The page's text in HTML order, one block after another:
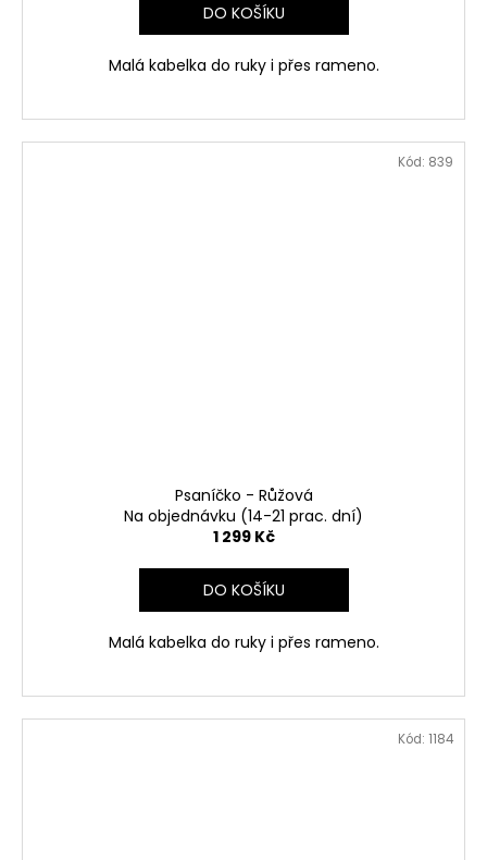
DO KOŠÍKU
Malá kabelka do ruky i přes rameno.
Psaníčko - Růžová
Na objednávku (14-21 prac. dní)
1 299 Kč
DO KOŠÍKU
Malá kabelka do ruky i přes rameno.
Kód: 839
Kód: 1184